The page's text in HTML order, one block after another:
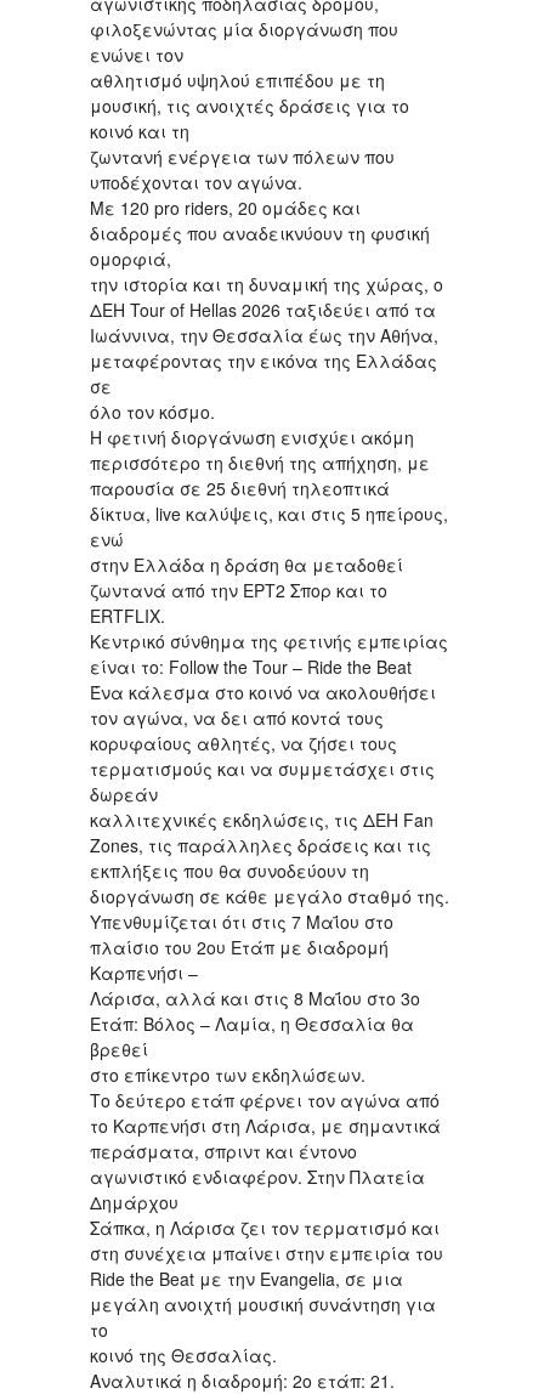
φιλοξενώντας μία διοργάνωση που
ενώνει τον
αθλητισμό υψηλού επιπέδου με τη
μουσική, τις ανοιχτές δράσεις για το
κοινό και τη
ζωντανή ενέργεια των πόλεων που
υποδέχονται τον αγώνα.
Με 120 pro riders, 20 ομάδες και
διαδρομές που αναδεικνύουν τη φυσική
ομορφιά,
την ιστορία και τη δυναμική της χώρας, ο
ΔΕΗ Tour of Hellas 2026 ταξιδεύει από τα
Ιωάννινα, την Θεσσαλία έως την Αθήνα,
μεταφέροντας την εικόνα της Ελλάδας
σε
όλο τον κόσμο.
Η φετινή διοργάνωση ενισχύει ακόμη
περισσότερο τη διεθνή της απήχηση, με
παρουσία σε 25 διεθνή τηλεοπτικά
δίκτυα, live καλύψεις, και στις 5 ηπείρους,
ενώ
στην Ελλάδα η δράση θα μεταδοθεί
ζωντανά από την ΕΡΤ2 Σπορ και το
ERTFLIX.
Κεντρικό σύνθημα της φετινής εμπειρίας
είναι το: Follow the Tour – Ride the Beat
Ένα κάλεσμα στο κοινό να ακολουθήσει
τον αγώνα, να δει από κοντά τους
κορυφαίους αθλητές, να ζήσει τους
τερματισμούς και να συμμετάσχει στις
δωρεάν
καλλιτεχνικές εκδηλώσεις, τις ΔΕΗ Fan
Zones, τις παράλληλες δράσεις και τις
εκπλήξεις που θα συνοδεύουν τη
διοργάνωση σε κάθε μεγάλο σταθμό της.
Υπενθυμίζεται ότι στις 7 Μαΐου στο
πλαίσιο του 2ου Ετάπ με διαδρομή
Καρπενήσι –
Λάρισα, αλλά και στις 8 Μαΐου στο 3ο
Ετάπ: Βόλος – Λαμία, η Θεσσαλία θα
βρεθεί
στο επίκεντρο των εκδηλώσεων.
Το δεύτερο ετάπ φέρνει τον αγώνα από
το Καρπενήσι στη Λάρισα, με σημαντικά
περάσματα, σπριντ και έντονο
αγωνιστικό ενδιαφέρον. Στην Πλατεία
Δημάρχου
Σάπκα, η Λάρισα ζει τον τερματισμό και
στη συνέχεια μπαίνει στην εμπειρία του
Ride the Beat με την Evangelia, σε μια
μεγάλη ανοιχτή μουσική συνάντηση για
το
κοινό της Θεσσαλίας.
Αναλυτικά η διαδρομή: 2ο ετάπ: 21.